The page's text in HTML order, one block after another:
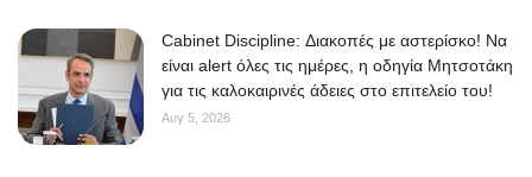
Cabinet Discipline: Διακοπές με αστερίσκο! Να
είναι alert όλες τις ημέρες, η οδηγία Μητσοτάκη
για τις καλοκαιρινές άδειες στο επιτελείο του!
Αυγ 5, 2026